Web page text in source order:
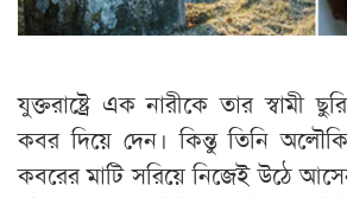
যুক্তরাষ্ট্রে এক নারীকে তার স্বামী
কবর দিয়ে দেন। কিন্তু তিনি
কবরের মাটি সরিয়ে নিজেই উঠে